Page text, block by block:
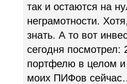
так и остаются на
неграмотности.
знать. А то вот
сегодня
портфелю в целом
моих ПИФов